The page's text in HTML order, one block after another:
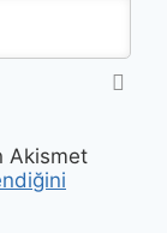
Akismet